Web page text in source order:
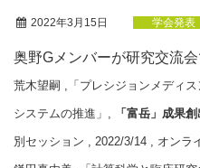
2022年3月15日 学会発表
奥野Gメンバーが研究交流会
荒木望嗣 ,「プレシジョンメディ
システムの推進」, 「富岳」成果
別セッション , 2022/3/14 , オンラ